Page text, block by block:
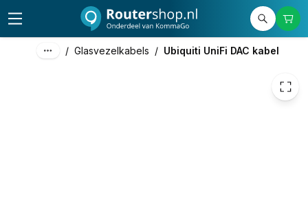
/ Glasvezelkabels / Ubiquiti UniFi DAC kabel
€ 16,40